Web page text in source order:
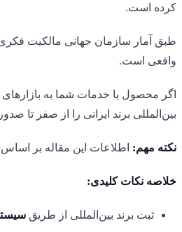
کرده است.
طبق آمار سازمان جهانی مالکیت
واقعی است.
اگر محصول یا خدمات شما به
بین‌المللی برند ایرانی را از صفر تا
نکته مهم: اطلاعات این مقاله بر اساس آخرین
خلاصه نکات کلیدی:
ثبت برند بین‌المللی از طریق